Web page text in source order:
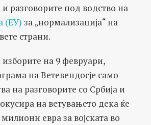
разговорите под водство на
(ЕУ) за „нормализација“ на
страни.
на 9 февруари,
на Ветевендосје само
на разговорите со Србија и
на ветувањето дека ќе
евра за војската во